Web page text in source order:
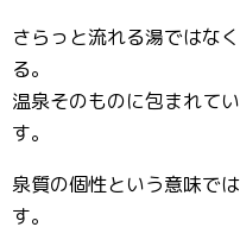
さらっと流れる湯ではな
る。
温泉そのものに包まれて
す。
泉質の個性という意味で
す。